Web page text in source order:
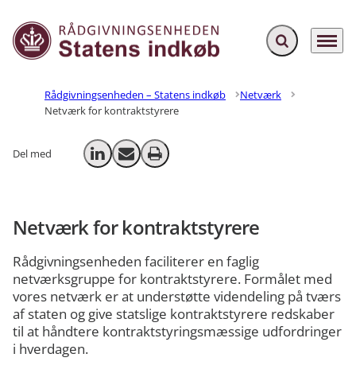
Gå til forsiden Fold søgefelt ud
Menu
Rådgivningsenheden – Statens indkøb
Netværk
Netværk for kontraktstyrere
Del med Del på LinkedIn
Send email
Print
Netværk for kontraktstyrere
Rådgivningsenheden faciliterer en faglig
netværksgruppe for kontraktstyrere. Formålet med
vores netværk er at understøtte videndeling på tværs
af staten og give statslige kontraktstyrere redskaber
til at håndtere kontraktstyringsmæssige udfordringer
i hverdagen.